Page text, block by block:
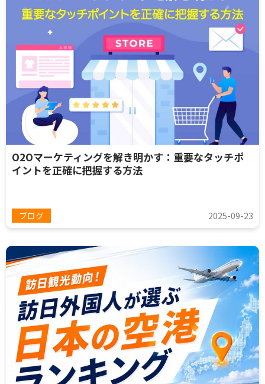
O2Oマーケティングを解き明かす：重要なタッチポ
イントを正確に把握する方法
ブログ 2025-09-23